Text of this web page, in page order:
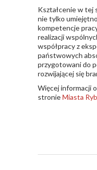
Kształcenie w tej
nie tylko
kompetencje
realizacji
współpracy z
państwowych
przygotowani do
rozwijającej się
Więcej informacji
stronieMiasta